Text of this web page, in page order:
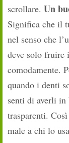
scrollare. Un
Significa che il
nel senso che
deve solo fruire
comodamente.
quando i denti
senti di averli in
trasparenti.
male a chi lo